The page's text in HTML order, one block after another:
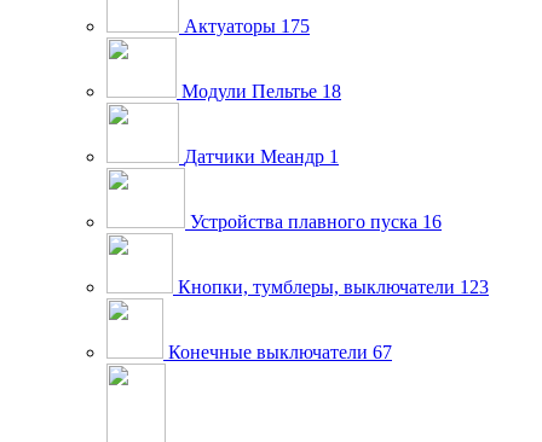
Актуаторы 175
Модули Пельтье 18
Датчики Меандр 1
Устройства плавного пуска 16
Кнопки, тумблеры, выключатели 123
Конечные выключатели 67